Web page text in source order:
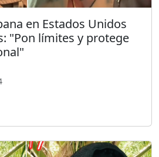
en Estados Unidos
"Pon límites y protege